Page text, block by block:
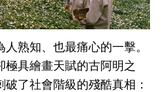
熟知、也最痛心的一擊。
極具繪畫天賦的古阿明之
破了社會階級的殘酷真相：